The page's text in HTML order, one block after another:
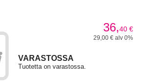
36,40 €
29,00 € alv 0%
VARASTOSSA
Tuotetta on varastossa.